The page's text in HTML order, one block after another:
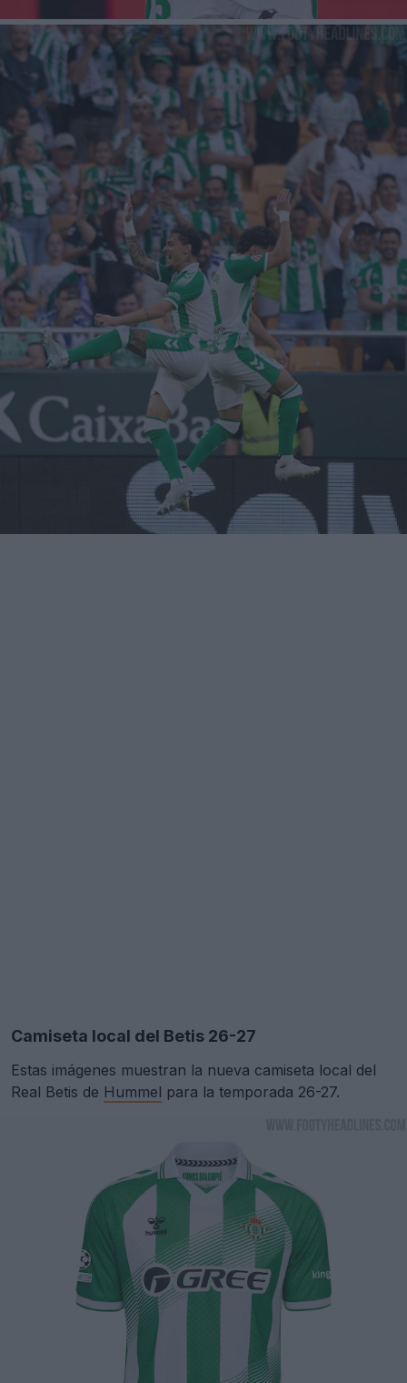
Camiseta local del Betis 26-27
Estas imágenes muestran la nueva camiseta local del
Real Betis de Hummel para la temporada 26-27.